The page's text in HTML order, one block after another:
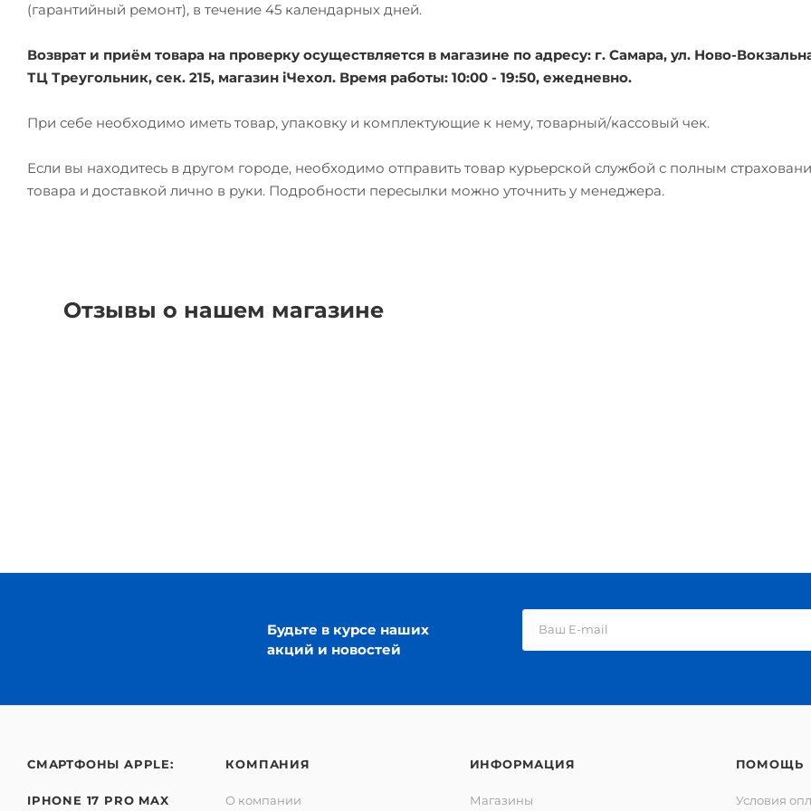
(гарантийный ремонт), в течение 45 календарных дней.
Возврат и приём товара на проверку осуществляется в магазине по адресу: г. Самара, ул. Ново-
ТЦ Треугольник, сек. 215, магазин iЧехол. Время работы: 10:00 - 19:50, ежедневно.
При себе необходимо иметь товар, упаковку и комплектующие к нему, товарный/кассовый чек.
Если вы находитесь в другом городе, необходимо отправить товар курьерской службой с полным
товара и доставкой лично в руки. Подробности пересылки можно уточнить у менеджера.
Отзывы о нашем магазине
Будьте в курсе наших
акций и новостей
СМАРТФОНЫ APPLE:
IPHONE 17 PRO MAX
КОМПАНИЯ
О компании
ИНФОРМАЦИЯ
Магазины
ПОМОЩЬ
Условия